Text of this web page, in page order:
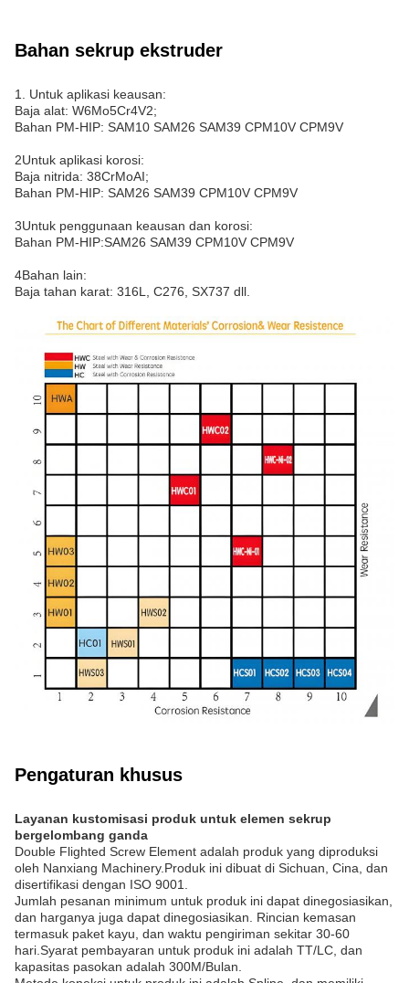
Bahan sekrup ekstruder
1. Untuk aplikasi keausan:
Baja alat: W6Mo5Cr4V2;
Bahan PM-HIP: SAM10 SAM26 SAM39 CPM10V CPM9V
2Untuk aplikasi korosi:
Baja nitrida: 38CrMoAI;
Bahan PM-HIP: SAM26 SAM39 CPM10V CPM9V
3Untuk penggunaan keausan dan korosi:
Bahan PM-HIP:SAM26 SAM39 CPM10V CPM9V
4Bahan lain:
Baja tahan karat: 316L, C276, SX737 dll.
Pengaturan khusus
Layanan kustomisasi produk untuk elemen sekrup
bergelombang ganda
Double Flighted Screw Element adalah produk yang diproduksi
oleh Nanxiang Machinery.Produk ini dibuat di Sichuan, Cina, dan
disertifikasi dengan ISO 9001.
Jumlah pesanan minimum untuk produk ini dapat dinegosiasikan,
dan harganya juga dapat dinegosiasikan. Rincian kemasan
termasuk paket kayu, dan waktu pengiriman sekitar 30-60
hari.Syarat pembayaran untuk produk ini adalah TT/LC, dan
kapasitas pasokan adalah 300M/Bulan.